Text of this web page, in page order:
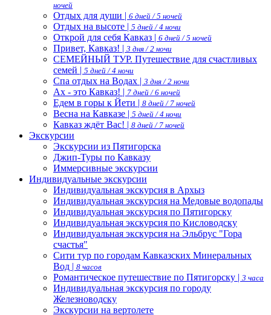
ночей
Отдых для души | 6 дней / 5 ночей
Отдых на высоте | 5 дней / 4 ночи
Открой для себя Кавказ | 6 дней / 5 ночей
Привет, Кавказ! | 3 дня / 2 ночи
СЕМЕЙНЫЙ ТУР. Путешествие для счастливых
семей | 5 дней / 4 ночи
Спа отдых на Водах | 3 дня / 2 ночи
Ах - это Кавказ! | 7 дней / 6 ночей
Едем в горы к Йети | 8 дней / 7 ночей
Весна на Кавказе | 5 дней / 4 ночи
Кавказ ждёт Вас! | 8 дней / 7 ночей
Экскурсии
Экскурсии из Пятигорска
Джип-Туры по Кавказу
Иммерсивные экскурсии
Индивидуальные экскурсии
Индивидуальная экскурсия в Архыз
Индивидуальная экскурсия на Медовые водопады
Индивидуальная экскурсия по Пятигорску
Индивидуальная экскурсия по Кисловодску
Индивидуальная экскурсия на Эльбрус "Гора
счастья"
Сити тур по городам Кавказских Минеральных
Вод | 8 часов
Романтическое путешествие по Пятигорску | 3 часа
Индивидуальная экскурсия по городу
Железноводску
Экскурсии на вертолете